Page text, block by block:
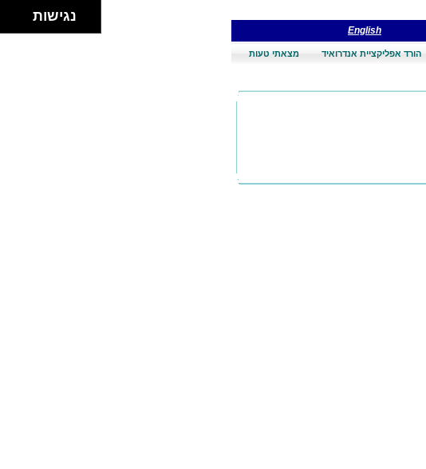
English
הורד אפליקציית אנדרואיד מצאתי טעות
נגישות